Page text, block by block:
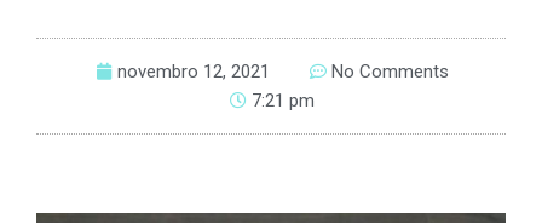
novembro 12, 2021
No Comments
7:21 pm